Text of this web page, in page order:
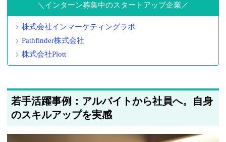
インターン募集中のスタートアップ企業
株式会社インマーケティングラボ
Pathfinder株式会社
株式会社Plott
若手活躍事例：アルバイトから社員へ。自身
のスキルアップを実感